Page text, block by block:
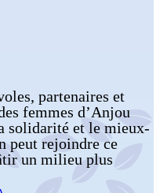
partenaires et
femmes d’Anjou
solidarité et le mieux-
peut rejoindre ce
un milieu plus